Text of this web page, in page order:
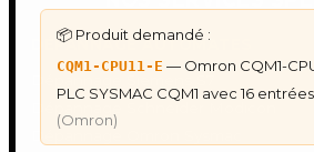
📦 Produit demandé :
CQM1-CPU11-E — Omron CQM1-
PLC SYSMAC CQM1 avec 16
(Omron)
DÉPANNAGE AUTOMATES